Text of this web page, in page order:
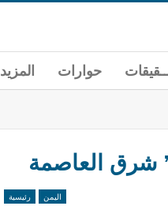
حوارات المزيد
شرق العاصمة
اليمن رئيسية